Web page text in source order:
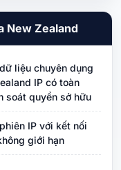
New Zealand
liệu chuyên dụng
IP có toàn
soát quyền sở hữu
IP với kết nối
giới hạn